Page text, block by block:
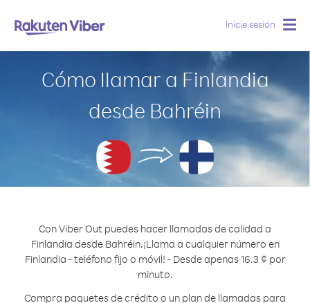
Inicie sesión
Cómo llamar a Finlandia
desde Bahréin
Con Viber Out puedes hacer llamadas de calidad a
Finlandia desde Bahréin.¡Llama a cualquier número en
Finlandia - teléfono fijo o móvil! - Desde apenas 16.3 ¢ por
minuto.
Compra paquetes de crédito o un plan de llamadas para